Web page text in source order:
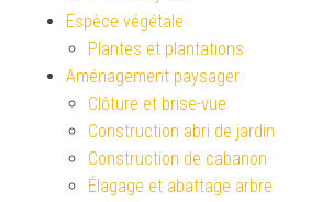
Espèce végétale
Plantes et plantations
Aménagement paysager
Clôture et brise-vue
Construction abri de jardin
Construction de cabanon
Élagage et abattage arbre